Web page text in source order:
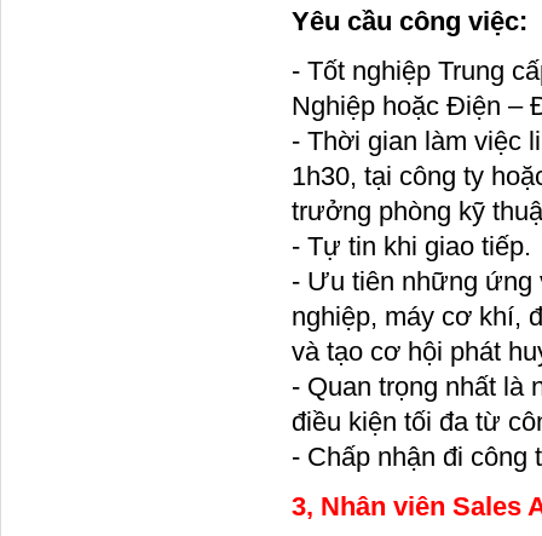
Yêu cầu công việc:
- Tốt nghiệp Trung
Nghiệp hoặc Điện –
- Thời gian làm việc
1h30, tại công ty
trưởng phòng kỹ
- Tự tin khi giao tiếp.
- Ưu tiên những ứng
nghiệp, máy cơ khí,
và tạo cơ hội phát
- Quan trọng nhất là
điều kiện tối đa từ
- Chấp nhận đi công
3, Nhân viên Sales